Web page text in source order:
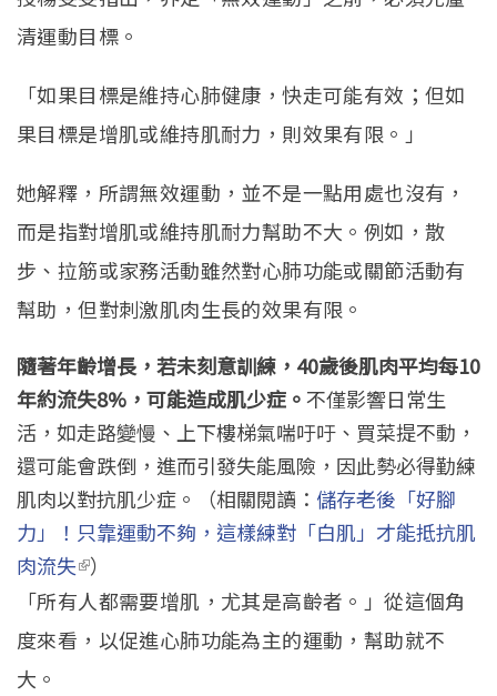
清運動目標。
「如果目標是維持心肺健康，快走可能有效；但如
果目標是增肌或維持肌耐力，則效果有限。」
她解釋，所謂無效運動，並不是一點用處也沒有，
而是指對增肌或維持肌耐力幫助不大。例如，散
步、拉筋或家務活動雖然對心肺功能或關節活動有
幫助，但對刺激肌肉生長的效果有限。
隨著年齡增長，若未刻意訓練，40歲後肌肉平均每10
年約流失8%，可能造成肌少症。不僅影響日常生
活，如走路變慢、上下樓梯氣喘吁吁、買菜提不動，
還可能會跌倒，進而引發失能風險，因此勢必得勤練
肌肉以對抗肌少症。（相關閱讀： 儲存老後「好腳
力」！只靠運動不夠，這樣練對「白肌」才能抵抗肌
肉流失(link is external)
）
「所有人都需要增肌，尤其是高齡者。」從這個角
度來看，以促進心肺功能為主的運動，幫助就不
大。